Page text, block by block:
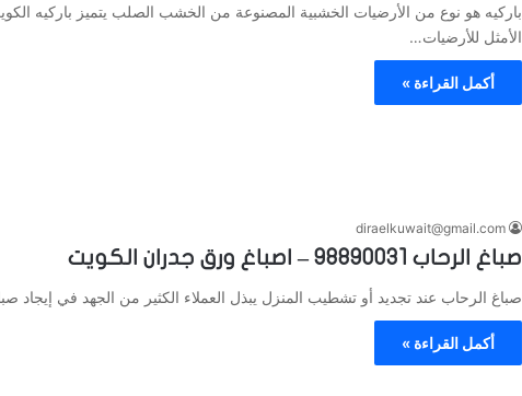
باركيه هو نوع من الأرضيات الخشبية المصنوعة من الخشب الصلب يتميز باركيه الكويت
الأمثل للأرضيات…
أكمل القراءة »
diraelkuwait@gmail.com
صباغ الرحاب 98890031 – اصباغ ورق جدران الكويت
صباغ الرحاب عند تجديد أو تشطيب المنزل يبذل العملاء الكثير من الجهد في
أكمل القراءة »